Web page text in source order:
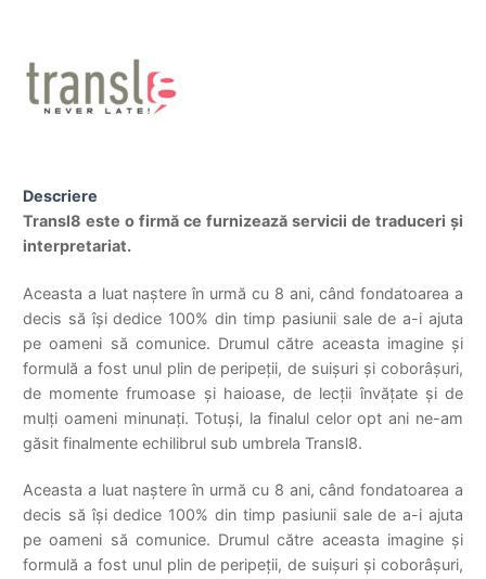
Descriere
Transl8 este o firmă ce furnizează servicii de traduceri și
interpretariat.
Aceasta a luat naștere în urmă cu 8 ani, când fondatoarea a
decis să își dedice 100% din timp pasiunii sale de a-i ajuta
pe oameni să comunice. Drumul către aceasta imagine și
formulă a fost unul plin de peripeții, de suișuri și coborâșuri,
de momente frumoase și haioase, de lecții învățate și de
mulți oameni minunați. Totuși, la finalul celor opt ani ne-am
găsit finalmente echilibrul sub umbrela Transl8.
Aceasta a luat naștere în urmă cu 8 ani, când fondatoarea a
decis să își dedice 100% din timp pasiunii sale de a-i ajuta
pe oameni să comunice. Drumul către aceasta imagine și
formulă a fost unul plin de peripeții, de suișuri și coborâșuri,